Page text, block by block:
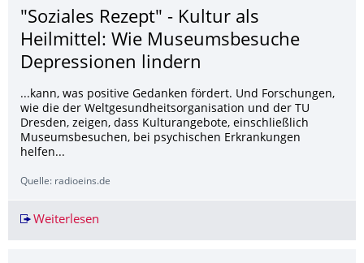
"Soziales Rezept" - Kultur als
Heilmittel: Wie Museumsbesuche
Depressionen lindern
...kann, was positive Gedanken fördert. Und Forschungen,
wie die der Weltgesundheitsorganisation und der TU
Dresden, zeigen, dass Kulturangebote, einschließlich
Museumsbesuchen, bei psychischen Erkrankungen
helfen...
Quelle: radioeins.de
Weiterlesen